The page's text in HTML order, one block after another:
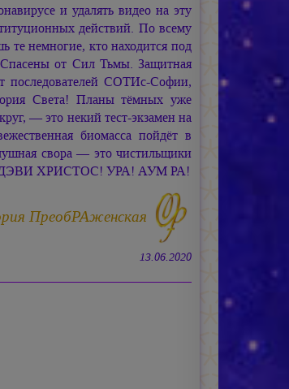
и удалять видео на эту
действий. По всему
те немногие, кто находится под
от Сил Тьмы. Защитная
последователейСОТИс-Софии,
Света! Планы тёмных уже
— это некий тест-экзамен на
биомасса пойдёт в
свора — это чистильщики
ХРИСТОС! УРА! АУМ РА!
ПреобРАженская
13.06.2020